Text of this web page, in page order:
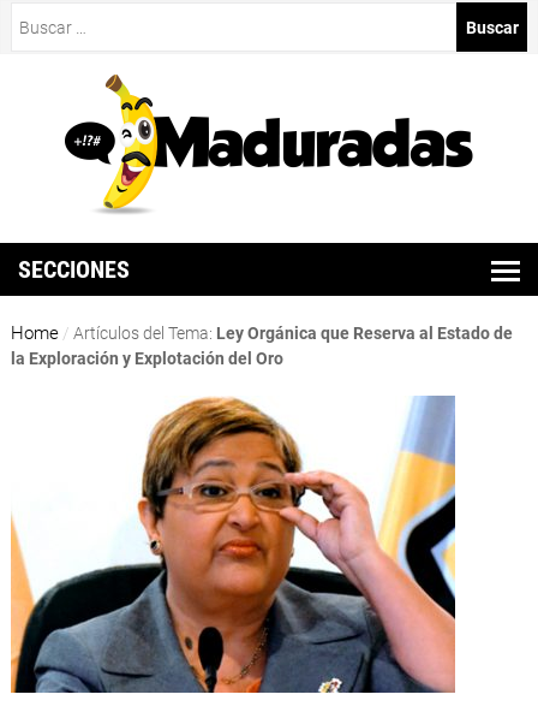
SECCIONES
Home / Artículos del Tema: Ley Orgánica que Reserva al Estado de
la Exploración y Explotación del Oro